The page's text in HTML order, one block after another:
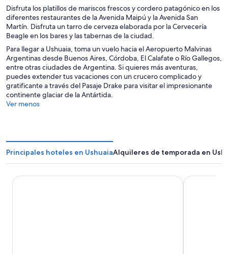
Disfruta los platillos de mariscos frescos y cordero patagónico en los
diferentes restaurantes de la Avenida Maipú y la Avenida San
Martín. Disfruta un tarro de cerveza elaborada por la Cervecería
Beagle en los bares y las tabernas de la ciudad.
Para llegar a Ushuaia, toma un vuelo hacia el Aeropuerto Malvinas
Argentinas desde Buenos Aires, Córdoba, El Calafate o Río Gallegos,
entre otras ciudades de Argentina. Si quieres más aventuras,
puedes extender tus vacaciones con un crucero complicado y
gratificante a través del Pasaje Drake para visitar el impresionante
continente glaciar de la Antártida.
Ver menos
Principales hoteles en UshuaiaAlquileres de temporada en
Arakur Ushuaia Resort & Spa Hotel